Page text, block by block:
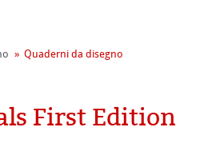
Quaderni da disegno
First Edition